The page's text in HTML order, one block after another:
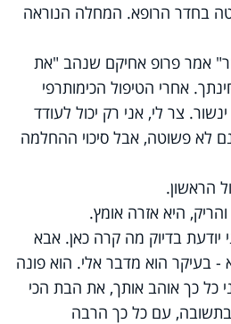
בחדר הרופא. המחלה הנוראה
אמר פרופ אחיקם שנהב "את
אחרי הטיפול הכימותרפי
צר לי, אני רק יכול לעודד
לא פשוטה, אבל סיכוי ההחלמה
הראשון.
היא אזרה אומץ.
יודעת בדיוק מה קרה כאן. אבא
- בעיקר הוא מדבר אלי. הוא פונה
כל כך אוהב אותך, את הבת הכי
עם כל כך הרבה